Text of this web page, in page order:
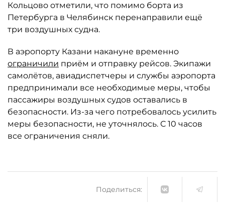
Кольцово отметили, что помимо борта из
Петербурга в Челябинск перенаправили ещё
три воздушных судна.
В аэропорту Казани накануне временно
ограничили приём и отправку рейсов. Экипажи
самолётов, авиадиспетчеры и службы аэропорта
предпринимали все необходимые меры, чтобы
пассажиры воздушных судов оставались в
безопасности. Из-за чего потребовалось усилить
меры безопасности, не уточнялось. С 10 часов
все ограничения сняли.
Поделиться: